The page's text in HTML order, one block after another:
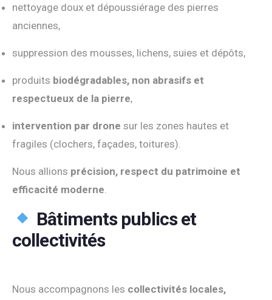
nettoyage doux et dépoussiérage des pierres
anciennes,
suppression des mousses, lichens, suies et dépôts,
produits biodégradables, non abrasifs et
respectueux de la pierre,
intervention par drone sur les zones hautes et
fragiles (clochers, façades, toitures).
Nous allions précision, respect du patrimoine et
efficacité moderne
Bâtiments publics et
collectivités
Nous accompagnons les collectivités locales,